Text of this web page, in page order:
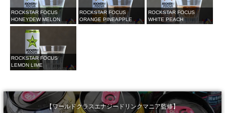
ROCKSTAR FOCUS
HONEYDEW MELON
ROCKSTAR FOCUS
ORANGE PINEAPPLE
ROCKSTAR FOCUS
WHITE PEACH
ROCKSTAR FOCUS
LEMON LIME
【ワールドクラスエナジードリンクマニア監修】